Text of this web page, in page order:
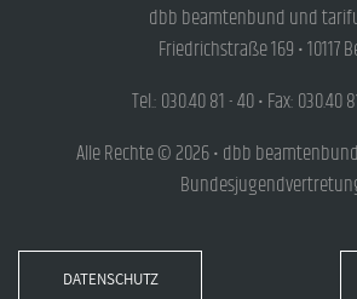
dbb beamtenbund und
Friedrichstraße 169 • 10117
Tel.: 030.40 81 - 40 • Fax: 030.40
Alle Rechte © 2026 • dbb
DATENSCHUTZ